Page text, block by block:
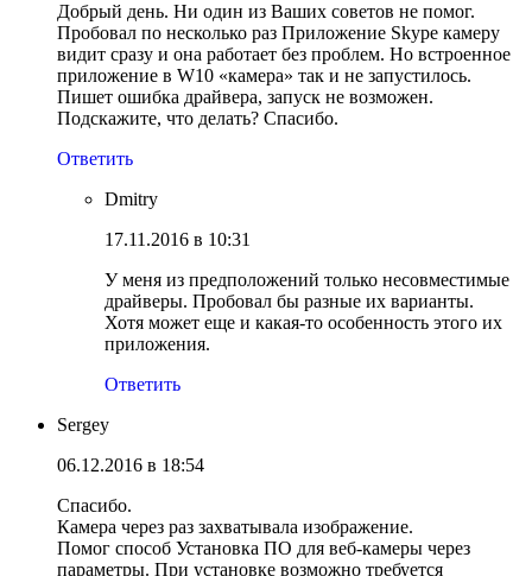
Добрый день. Ни один из Ваших советов не помог.
Пробовал по несколько раз Приложение Skype камеру
видит сразу и она работает без проблем. Но встроенное
приложение в W10 «камера» так и не запустилось.
Пишет ошибка драйвера, запуск не возможен.
Подскажите, что делать? Спасибо.
Ответить
Dmitry
17.11.2016 в 10:31
У меня из предположений только несовместимые
драйверы. Пробовал бы разные их варианты.
Хотя может еще и какая-то особенность этого их
приложения.
Ответить
Sergey
06.12.2016 в 18:54
Спасибо.
Камера через раз захватывала изображение.
Помог способ Установка ПО для веб-камеры через
параметры. При установке возможно требуется